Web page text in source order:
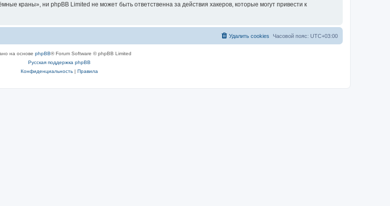
краны», ни phpBB Limited не может быть ответственна за действия хакеров, которые могут привести к
Часовой пояс: UTC+03:00
Удалить cookies
на основе phpBB® Forum Software © phpBB Limited
Русская поддержка phpBB
Конфиденциальность| Правила